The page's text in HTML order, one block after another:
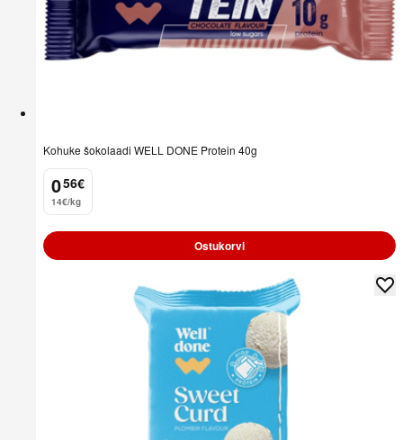
Kohuke šokolaadi WELL DONE Protein 40g
0
. 56€
14€/kg
Ostukorvi